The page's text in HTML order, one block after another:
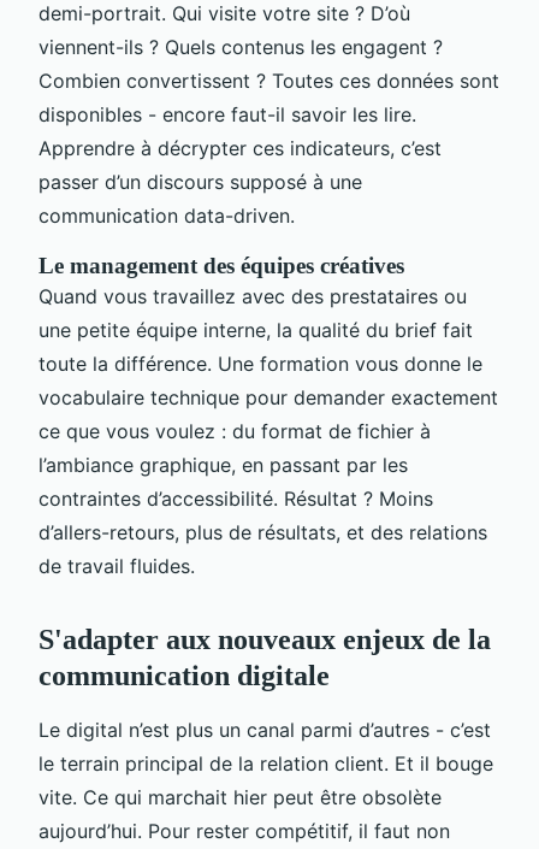
demi-portrait. Qui visite votre site ? D’où
viennent-ils ? Quels contenus les engagent ?
Combien convertissent ? Toutes ces données sont
disponibles - encore faut-il savoir les lire.
Apprendre à décrypter ces indicateurs, c’est
passer d’un discours supposé à une
communication data-driven.
Le management des équipes créatives
Quand vous travaillez avec des prestataires ou
une petite équipe interne, la qualité du brief fait
toute la différence. Une formation vous donne le
vocabulaire technique pour demander exactement
ce que vous voulez : du format de fichier à
l’ambiance graphique, en passant par les
contraintes d’accessibilité. Résultat ? Moins
d’allers-retours, plus de résultats, et des relations
de travail fluides.
S'adapter aux nouveaux enjeux de la
communication digitale
Le digital n’est plus un canal parmi d’autres - c’est
le terrain principal de la relation client. Et il bouge
vite. Ce qui marchait hier peut être obsolète
aujourd’hui. Pour rester compétitif, il faut non